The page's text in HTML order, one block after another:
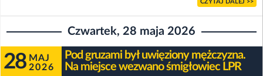
CZYTAJ DALEJ >>
Czwartek, 28 maja 2026
28 MAJ
2026
Pod gruzami był uwięziony mężczyzna.
Na miejsce wezwano śmigłowiec LPR